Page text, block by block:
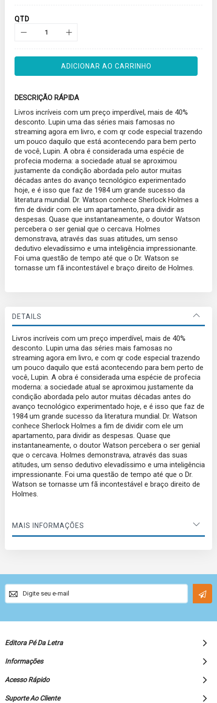
QTD
ADICIONAR AO CARRINHO
DESCRIÇÃO RÁPIDA
Livros incríveis com um preço imperdível, mais de 40%
desconto. Lupin uma das séries mais famosas no
streaming agora em livro, e com qr code especial trazendo
um pouco daquilo que está acontecendo para bem perto
de você, Lupin. A obra é considerada uma espécie de
profecia moderna: a sociedade atual se aproximou
justamente da condição abordada pelo autor muitas
décadas antes do avanço tecnológico experimentado
hoje, e é isso que faz de 1984 um grande sucesso da
literatura mundial. Dr. Watson conhece Sherlock Holmes a
fim de dividir com ele um apartamento, para dividir as
despesas. Quase que instantaneamente, o doutor Watson
percebera o ser genial que o cercava. Holmes
demonstrava, através das suas atitudes, um senso
dedutivo elevadíssimo e uma inteligência impressionante.
Foi uma questão de tempo até que o Dr. Watson se
tornasse um fã incontestável e braço direito de Holmes.
DETAILS
Livros incríveis com um preço imperdível, mais de 40%
desconto. Lupin uma das séries mais famosas no
streaming agora em livro, e com qr code especial trazendo
um pouco daquilo que está acontecendo para bem perto de
você, Lupin. A obra é considerada uma espécie de profecia
moderna: a sociedade atual se aproximou justamente da
condição abordada pelo autor muitas décadas antes do
avanço tecnológico experimentado hoje, e é isso que faz de
1984 um grande sucesso da literatura mundial. Dr. Watson
conhece Sherlock Holmes a fim de dividir com ele um
apartamento, para dividir as despesas. Quase que
instantaneamente, o doutor Watson percebera o ser genial
que o cercava. Holmes demonstrava, através das suas
atitudes, um senso dedutivo elevadíssimo e uma inteligência
impressionante. Foi uma questão de tempo até que o Dr.
Watson se tornasse um fã incontestável e braço direito de
Holmes.
MAIS INFORMAÇÕES
Sign
Up
for
Newsletter:
Editora Pé Da Letra
Informações
Acesso Rápido
Suporte Ao Cliente